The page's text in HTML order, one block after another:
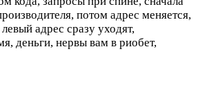
потом адрес меняется,
адрес сразу уходят,
деньги, нервы вам в риобет,